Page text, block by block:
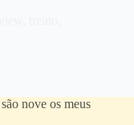
nove os meus